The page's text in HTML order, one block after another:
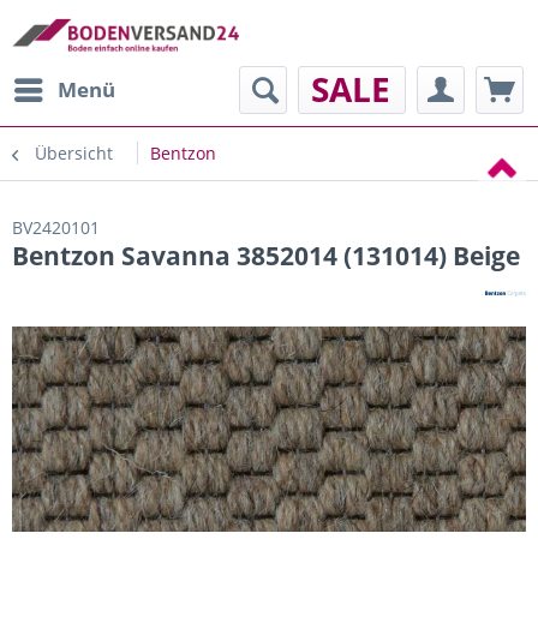
Menü SALE
Übersicht Bentzon
BV2420101
Bentzon Savanna 3852014 (131014) Beige